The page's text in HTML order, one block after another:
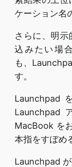
ケーション名
さらに、明示
込みたい場
も、
す。
Launchpad
Launchpad
MacBook を
本指をすぼめ
Launchpad